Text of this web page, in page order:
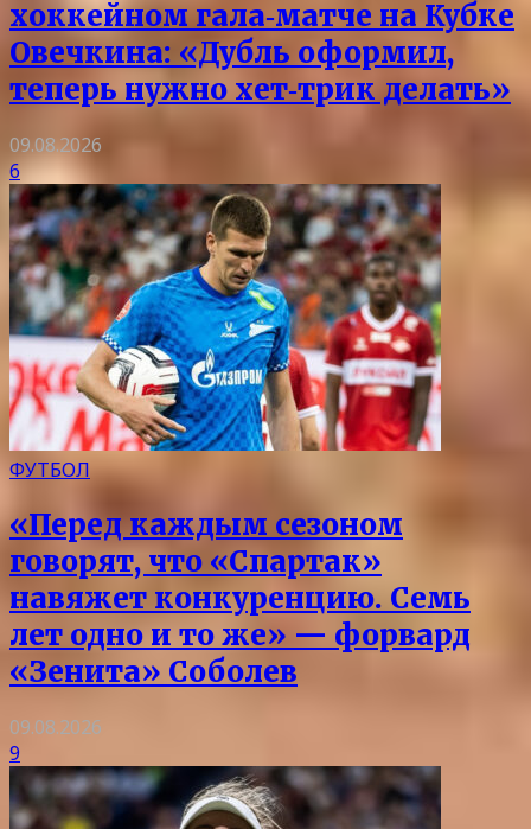
хоккейном гала‑матче на Кубке
Овечкина: «Дубль оформил,
теперь нужно хет‑трик делать»
09.08.2026
6
ФУТБОЛ
«Перед каждым сезоном
говорят, что «Спартак»
навяжет конкуренцию. Семь
лет одно и то же» — форвард
«Зенита» Соболев
09.08.2026
9